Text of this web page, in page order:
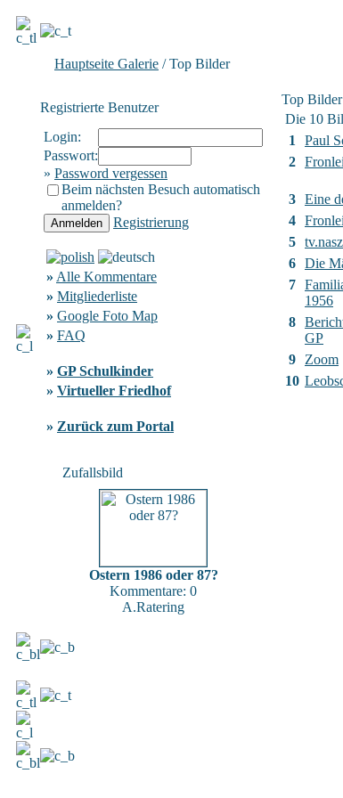
Hauptseite Galerie / Top Bilder
Registrierte Benutzer
Login:
Passwort:
» Password vergessen
Beim nächsten Besuch automatisch
anmelden?
Registrierung
» Alle Kommentare
» Mitgliederliste
» Google Foto Map
» FAQ
» GP Schulkinder
» Virtueller Friedhof
» Zurück zum Portal
Zufallsbild
Ostern 1986 oder 87?
Kommentare: 0
A.Ratering
Top Bilder
Die 10
1
Paul
2
3 Eine
4
5
6 Die
7
1956
8
GP
9 Zoom
10